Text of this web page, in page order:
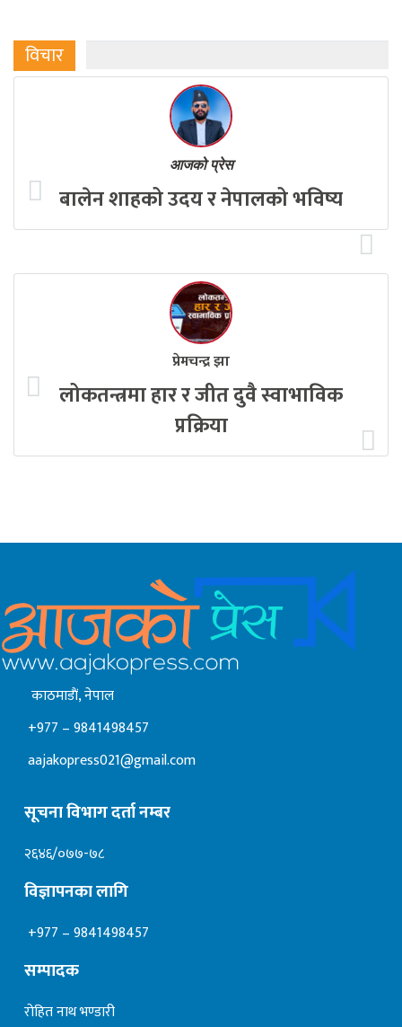
विचार
आजको प्रेस
बालेन शाहको उदय र नेपालको भविष्य
प्रेमचन्द्र झा
लोकतन्त्रमा हार र जीत दुवै स्वाभाविक
प्रक्रिया
काठमाडाैं, नेपाल
+977 – 9841498457
aajakopress021@gmail.com
सूचना विभाग दर्ता नम्बर
२६४६/०७७-७८
विज्ञापनका लागि
+977 – 9841498457
सम्पादक
रोहित नाथ भण्डारी